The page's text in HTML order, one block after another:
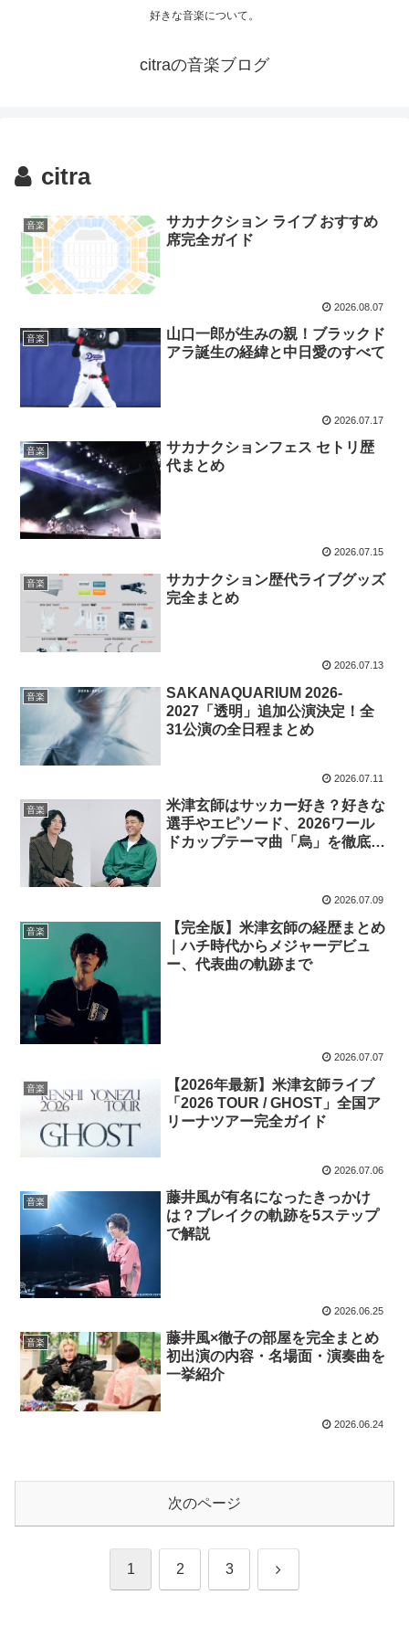
好きな音楽について。
citraの音楽ブログ
citra
音楽
サカナクション ライブ おすすめ
席完全ガイド
2026.08.07
音楽
山口一郎が生みの親！ブラックド
アラ誕生の経緯と中日愛のすべて
2026.07.17
音楽
サカナクションフェス セトリ歴
代まとめ
2026.07.15
音楽
サカナクション歴代ライブグッズ
完全まとめ
2026.07.13
音楽
SAKANAQUARIUM 2026-
2027「透明」追加公演決定！全
31公演の全日程まとめ
2026.07.11
音楽
米津玄師はサッカー好き？好きな
選手やエピソード、2026ワール
ドカップテーマ曲「烏」を徹底解
2026.07.09
音楽
【完全版】米津玄師の経歴まとめ
｜ハチ時代からメジャーデビュ
ー、代表曲の軌跡まで
2026.07.07
音楽
【2026年最新】米津玄師ライブ
「2026 TOUR / GHOST」全国ア
リーナツアー完全ガイド
2026.07.06
音楽
藤井風が有名になったきっかけ
は？ブレイクの軌跡を5ステップ
で解説
2026.06.25
音楽
藤井風×徹子の部屋を完全まとめ
初出演の内容・名場面・演奏曲を
一挙紹介
2026.06.24
次のページ
1 2 3 次